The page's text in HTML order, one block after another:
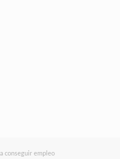
conseguir empleo